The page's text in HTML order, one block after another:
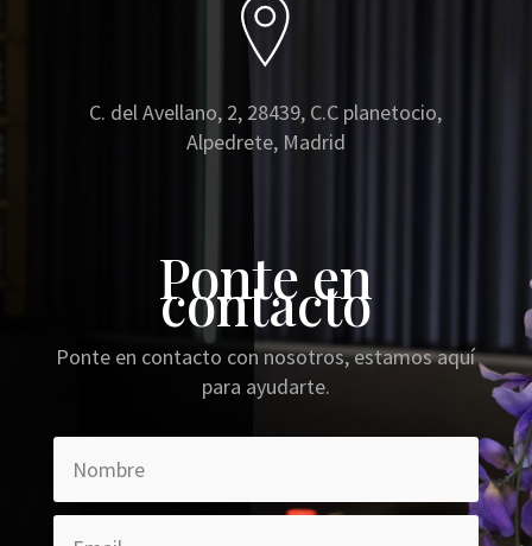
C. del Avellano, 2, 28439, C.C planetocio,
Alpedrete, Madrid
Ponte en
contacto
Ponte en contacto con nosotros, estamos aquí
para ayudarte.